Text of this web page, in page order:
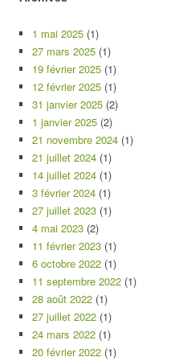
1 mai 2025 (1)
27 mars 2025 (1)
19 février 2025 (1)
12 février 2025 (1)
31 janvier 2025 (2)
1 janvier 2025 (2)
21 novembre 2024 (1)
21 juillet 2024 (1)
14 juillet 2024 (1)
3 février 2024 (1)
27 juillet 2023 (1)
4 mai 2023 (2)
11 février 2023 (1)
6 octobre 2022 (1)
11 septembre 2022 (1)
28 août 2022 (1)
27 juillet 2022 (1)
24 mars 2022 (1)
20 février 2022 (1)